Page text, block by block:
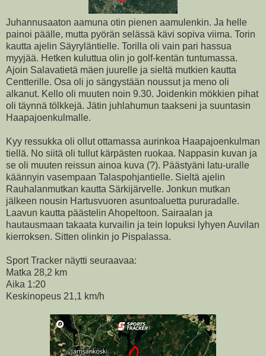
Juhannusaaton aamuna otin pienen aamulenkin. Ja helle
painoi päälle, mutta pyörän selässä kävi sopiva viima. Torin
kautta ajelin Säyryläntielle. Torilla oli vain pari hassua
myyjää. Hetken kuluttua olin jo golf-kentän tuntumassa.
Ajoin Salavatietä mäen juurelle ja sieltä mutkien kautta
Centterille. Osa oli jo sängystään noussut ja meno oli
alkanut. Kello oli muuten noin 9.30. Joidenkin mökkien pihat
oli täynnä tölkkejä. Jätin juhlahumun taakseni ja suuntasin
Haapajoenkulmalle.
Kyy ressukka oli ollut ottamassa aurinkoa Haapajoenkulman
tiellä. No siitä oli tullut kärpästen ruokaa. Nappasin kuvan ja
se oli muuten reissun ainoa kuva (?). Päästyäni latu-uralle
käännyin vasempaan Talaspohjantielle. Sieltä ajelin
Rauhalanmutkan kautta Särkijärvelle. Jonkun mutkan
jälkeen nousin Hartusvuoren asuntoaluetta pururadalle.
Laavun kautta päästelin Ahopeltoon. Sairaalan ja
hautausmaan takaata kurvailin ja tein lopuksi lyhyen Auvilan
kierroksen. Sitten olinkin jo Pispalassa.
Sport Tracker näytti seuraavaa:
Matka 28,2 km
Aika 1:20
Keskinopeus 21,1 km/h